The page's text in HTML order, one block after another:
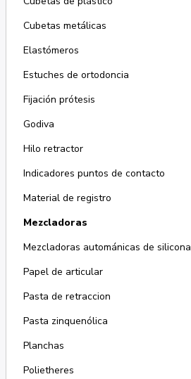
Cubetas metálicas
Elastómeros
Estuches de ortodoncia
Fijación prótesis
Godiva
Hilo retractor
Indicadores puntos de contacto
Material de registro
Mezcladoras
Mezcladoras autománicas de silicona
Papel de articular
Pasta de retraccion
Pasta zinquenólica
Planchas
Polietheres